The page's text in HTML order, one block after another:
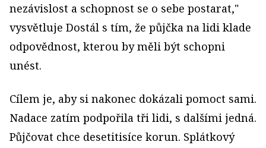
nezávislost a schopnost se o sebe postarat,"
vysvětluje Dostál s tím, že půjčka na lidi klade
odpovědnost, kterou by měli být schopni
unést.
Cílem je, aby si nakonec dokázali pomoct sami.
Nadace zatím podpořila tři lidi, s dalšími jedná.
Půjčovat chce desetitisíce korun. Splátkový